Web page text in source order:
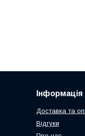
Інформація
Доставка та
Відгуки